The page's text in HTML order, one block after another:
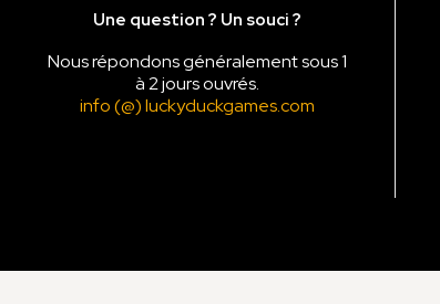
Une question ? Un souci ?
Nous répondons généralement sous 1
à 2 jours ouvrés.
info (@) luckyduckgames.com